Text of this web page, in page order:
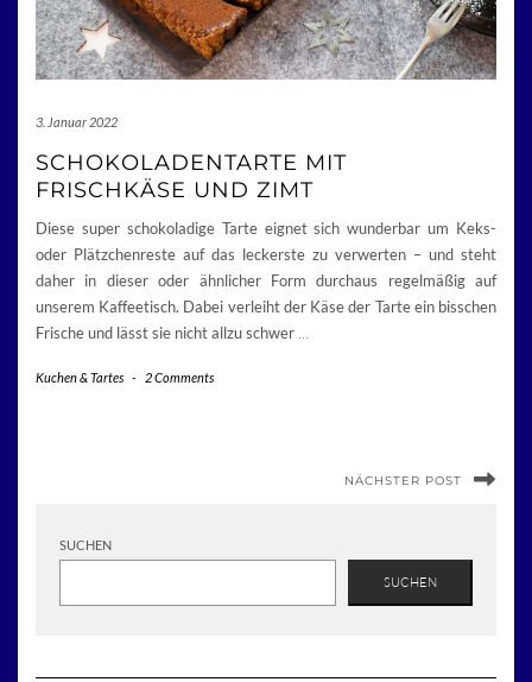
3. Januar 2022
SCHOKOLADENTARTE MIT
FRISCHKÄSE UND ZIMT
Diese super schokoladige Tarte eignet sich wunderbar um Keks-
oder Plätzchenreste auf das leckerste zu verwerten – und steht
daher in dieser oder ähnlicher Form durchaus regelmäßig auf
unserem Kaffeetisch. Dabei verleiht der Käse der Tarte ein bisschen
Frische und lässt sie nicht allzu schwer
Kuchen & Tartes - 2 Comments
NÄCHSTER POST
SUCHEN
SUCHEN